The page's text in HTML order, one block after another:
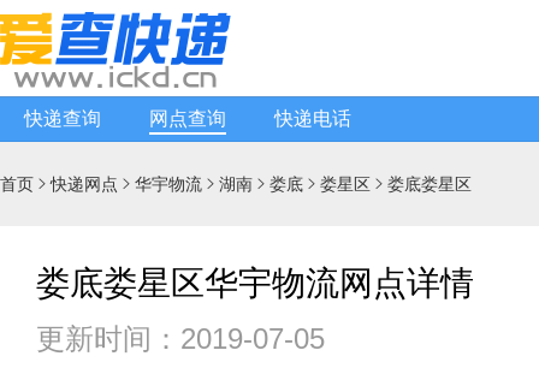
快递查询 网点查询 快递电话
首页 快递网点  华宇物流  湖南  娄底  娄星区  娄底娄星区
娄底娄星区华宇物流网点详情
更新时间：2019-07-05